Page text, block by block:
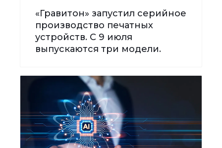
«Гравитон» запустил серийное
производство печатных
устройств. С 9 июля
выпускаются три модели.